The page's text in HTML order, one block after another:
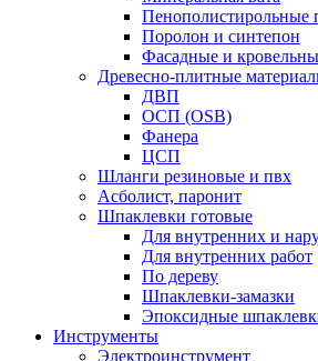
Пенополистирольные
Поролон и синтепон
Фасадные и
Древесно-плитные
ДВП
ОСП (OSB)
Фанера
ЦСП
Шланги резиновые и пвх
Асболист, паронит
Шпаклевки готовые
Для внутренних и
Для внутренних работ
По дереву
Шпаклевки-замазки
Эпоксидные
Инструменты
Электроинструмент